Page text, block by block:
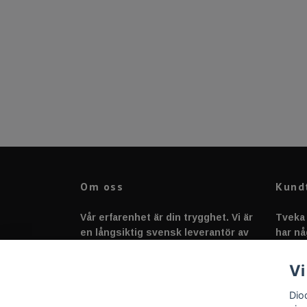
Om oss
Vår erfarenhet är din trygghet. Vi är
en långsiktig svensk leverantör av
har